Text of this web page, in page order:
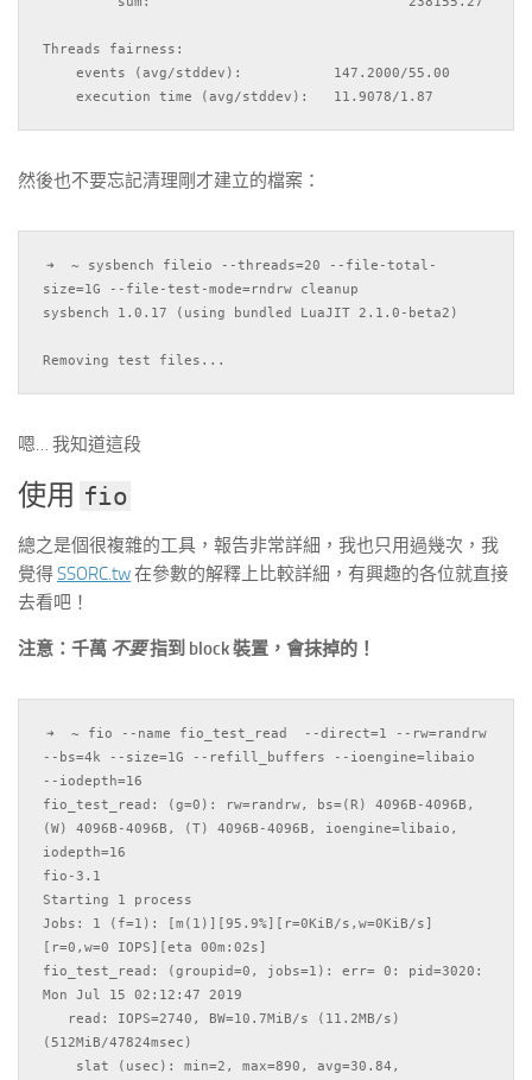
Threads fairness:
然後也不要忘記清理剛才建立的檔案：
➜  ~ sysbench fileio --threads=20 --file-total-
size=1G --file-test-mode=rndrw cleanup
sysbench 1.0.17 (using bundled LuaJIT 2.1.0-beta2)
嗯… 我知道這段
使用 fio
總之是個很複雜的工具，報告非常詳細，我也只用過幾次，我
覺得SSORC.tw在參數的解釋上比較詳細，有興趣的各位就直接
去看吧！
注意：千萬 不要指到 block 裝置，會抹掉的！
➜  ~ fio --name fio_test_read  --direct=1 --rw=randrw
--bs=4k --size=1G --refill_buffers --ioengine=libaio
--iodepth=16
fio_test_read: (g=0): rw=randrw, bs=(R) 4096B-4096B,
(W) 4096B-4096B, (T) 4096B-4096B, ioengine=libaio,
iodepth=16
fio-3.1
Starting 1 process
Jobs: 1 (f=1): [m(1)][95.9%][r=0KiB/s,w=0KiB/s]
[r=0,w=0 IOPS][eta 00m:02s]
fio_test_read: (groupid=0, jobs=1): err= 0: pid=3020:
Mon Jul 15 02:12:47 2019
(512MiB/47824msec)